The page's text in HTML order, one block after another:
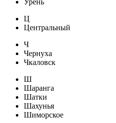
Урень
Ц
Центральный
Ч
Чернуха
Чкаловск
Ш
Шаранга
Шатки
Шахунья
Шиморское